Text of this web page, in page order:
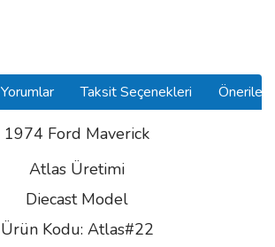
Yorumlar Taksit Seçenekleri
1974 Ford Maverick
Atlas Üretimi
Diecast Model
Ürün Kodu: Atlas#22